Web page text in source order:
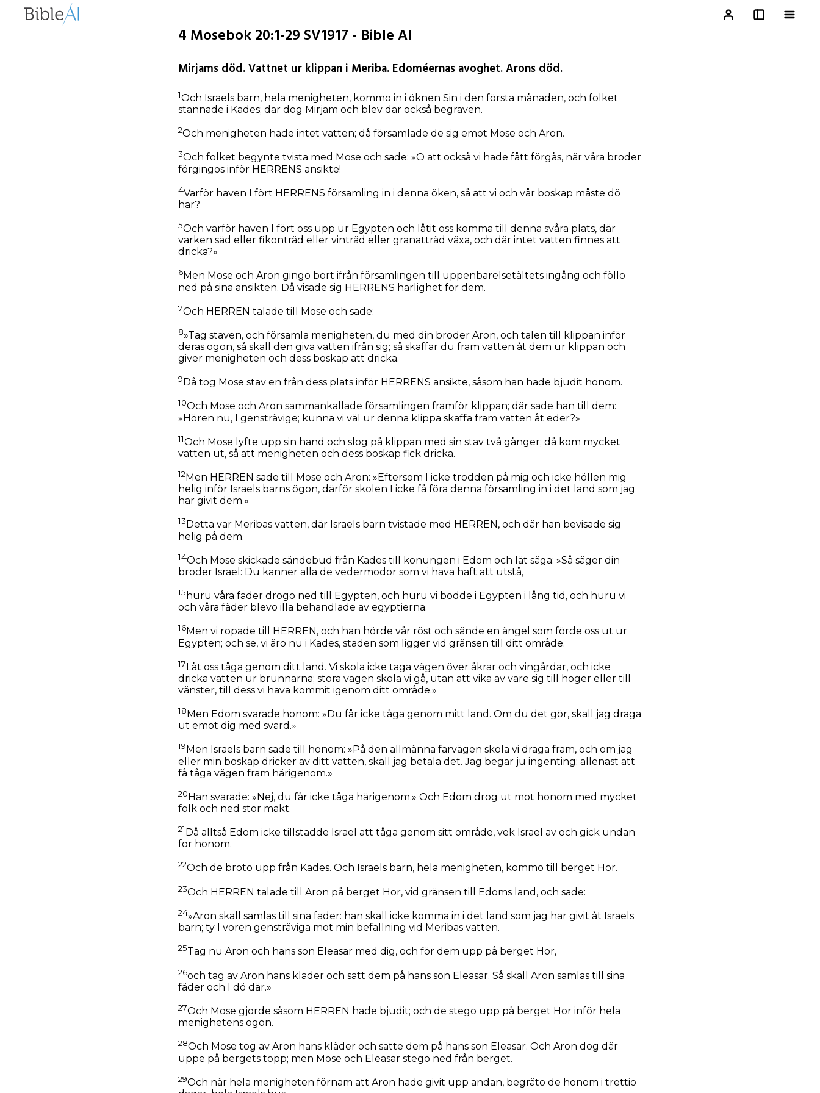
4 Mosebok 20:1-29 SV1917 - Bible AI
Mirjams död. Vattnet ur klippan i Meriba. Edoméernas avoghet. Arons död.
1Och Israels barn, hela menigheten, kommo in i öknen Sin i den första månaden, och folket
stannade i Kades; där dog Mirjam och blev där också begraven.
2Och menigheten hade intet vatten; då församlade de sig emot Mose och Aron.
3Och folket begynte tvista med Mose och sade: »O att också vi hade fått förgås, när våra broder
förgingos inför HERRENS ansikte!
4Varför haven I fört HERRENS församling in i denna öken, så att vi och vår boskap måste dö
här?
5Och varför haven I fört oss upp ur Egypten och låtit oss komma till denna svåra plats, där
varken säd eller fikonträd eller vinträd eller granatträd växa, och där intet vatten finnes att
dricka?»
6Men Mose och Aron gingo bort ifrån församlingen till uppenbarelsetältets ingång och föllo
ned på sina ansikten. Då visade sig HERRENS härlighet för dem.
7Och HERREN talade till Mose och sade:
8»Tag staven, och församla menigheten, du med din broder Aron, och talen till klippan inför
deras ögon, så skall den giva vatten ifrån sig; så skaffar du fram vatten åt dem ur klippan och
giver menigheten och dess boskap att dricka.
9 Då tog Mose stav en från dess plats inför HERRENS ansikte, såsom han hade bjudit honom.
10Och Mose och Aron sammankallade församlingen framför klippan; där sade han till dem:
»Hören nu, I gensträvige; kunna vi väl ur denna klippa skaffa fram vatten åt eder?»
11Och Mose lyfte upp sin hand och slog på klippan med sin stav två gånger; då kom mycket
vatten ut, så att menigheten och dess boskap fick dricka.
12 Men HERREN sade till Mose och Aron: »Eftersom I icke trodden på mig och icke höllen mig
helig inför Israels barns ögon, därför skolen I icke få föra denna församling in i det land som jag
har givit dem.»
13 Detta var Meribas vatten, där Israels barn tvistade med HERREN, och där han bevisade sig
helig på dem.
14Och Mose skickade sändebud från Kades till konungen i Edom och lät säga: »Så säger din
broder Israel: Du känner alla de vedermödor som vi hava haft att utstå,
15 huru våra fäder drogo ned till Egypten, och huru vi bodde i Egypten i lång tid, och huru vi
och våra fäder blevo illa behandlade av egyptierna.
16Men vi ropade till HERREN, och han hörde vår röst och sände en ängel som förde oss ut ur
Egypten; och se, vi äro nu i Kades, staden som ligger vid gränsen till ditt område.
17Låt oss tåga genom ditt land. Vi skola icke taga vägen över åkrar och vingårdar, och icke
dricka vatten ur brunnarna; stora vägen skola vi gå, utan att vika av vare sig till höger eller till
vänster, till dess vi hava kommit igenom ditt område.»
18 Men Edom svarade honom: »Du får icke tåga genom mitt land. Om du det gör, skall jag draga
ut emot dig med svärd.»
19 Men Israels barn sade till honom: »På den allmänna farvägen skola vi draga fram, och om jag
eller min boskap dricker av ditt vatten, skall jag betala det. Jag begär ju ingenting: allenast att
få tåga vägen fram härigenom.»
20Han svarade: »Nej, du får icke tåga härigenom.» Och Edom drog ut mot honom med mycket
folk och ned stor makt.
21 Då alltså Edom icke tillstadde Israel att tåga genom sitt område, vek Israel av och gick undan
för honom.
22Och de bröto upp från Kades. Och Israels barn, hela menigheten, kommo till berget Hor.
23Och HERREN talade till Aron på berget Hor, vid gränsen till Edoms land, och sade:
24»Aron skall samlas till sina fäder: han skall icke komma in i det land som jag har givit åt Israels
barn; ty I voren gensträviga mot min befallning vid Meribas vatten.
25Tag nu Aron och hans son Eleasar med dig, och för dem upp på berget Hor,
26och tag av Aron hans kläder och sätt dem på hans son Eleasar. Så skall Aron samlas till sina
fäder och I dö där.»
27Och Mose gjorde såsom HERREN hade bjudit; och de stego upp på berget Hor inför hela
menighetens ögon.
28Och Mose tog av Aron hans kläder och satte dem på hans son Eleasar. Och Aron dog där
uppe på bergets topp; men Mose och Eleasar stego ned från berget.
29Och när hela menigheten förnam att Aron hade givit upp andan, begräto de honom i trettio